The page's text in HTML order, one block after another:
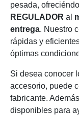
pesada,
REGULADOR al
entrega. Nuestro
rápidas y
óptimas
Si desea conocer
accesorio, puede
fabricante.
disponibles para